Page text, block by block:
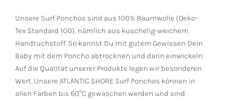
Unsere Surf Ponchos sind aus 100% Baumwolle (Oeko-
Tex Standard 100), nämlich aus kuschelig-weichem
Handtuchstoff. So kannst Du mit gutem Gewissen Dein
Baby mit dem Poncho abtrocknen und darin einwickeln.
Auf die Qualität unserer Produkte legen wir besonderen
Wert. Unsere ATLANTIC SHORE Surf Ponchos können in
allen Farben bis 60°C gewaschen werden und sind